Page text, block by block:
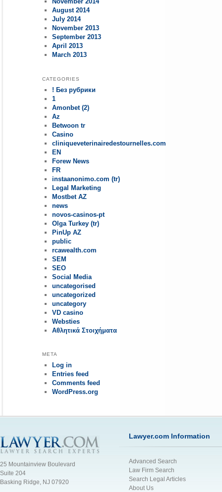
August 2014
July 2014
November 2013
September 2013
April 2013
March 2013
CATEGORIES
! Без рубрики
1
Amonbet (2)
Az
Betwoon tr
Casino
cliniqueveterinairedestournelles.com
EN
Forew News
FR
instaanonimo.com (tr)
Legal Marketing
Mostbet AZ
news
novos-casinos-pt
Olga Turkey (tr)
PinUp AZ
public
rcawealth.com
SEM
SEO
Social Media
uncategorised
uncategorized
uncategory
VD casino
Websties
Αθλητικά Στοιχήματα
META
Log in
Entries feed
Comments feed
WordPress.org
25 Mountainview Boulevard
Suite 204
Basking Ridge, NJ 07920
Lawyer.com Information
Advanced Search
Law Firm Search
Search Legal Articles
About Us